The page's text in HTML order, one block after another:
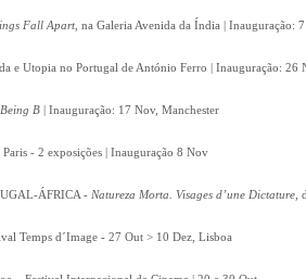
Fall Apart , na Galeria Avenida da Índia | Inauguração:
e Utopia no Portugal de António Ferro | Inauguração: 26
B | Inauguração: 17 Nov, Manchester
- 2 exposições | Inauguração 8 Nov
ÁFRICA - Natureza Morta. Visages d’une Dictature
Temps d´Image - 27 Out > 10 Dez, Lisboa